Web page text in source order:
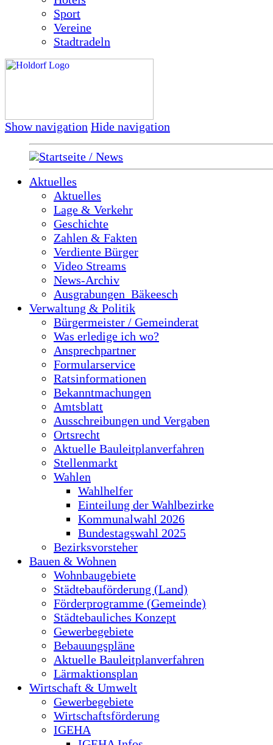
Sport
Vereine
Stadtradeln
Show navigation Hide navigation
Startseite / News
Aktuelles
Aktuelles
Lage & Verkehr
Geschichte
Zahlen & Fakten
Verdiente Bürger
Video Streams
News-Archiv
Ausgrabungen_Bäkeesch
Verwaltung & Politik
Bürgermeister / Gemeinderat
Was erledige ich wo?
Ansprechpartner
Formularservice
Ratsinformationen
Bekanntmachungen
Amtsblatt
Ausschreibungen und Vergaben
Ortsrecht
Aktuelle Bauleitplanverfahren
Stellenmarkt
Wahlen
Wahlhelfer
Einteilung der Wahlbezirke
Kommunalwahl 2026
Bundestagswahl 2025
Bezirksvorsteher
Bauen & Wohnen
Wohnbaugebiete
Städtebauförderung (Land)
Förderprogramme (Gemeinde)
Städtebauliches Konzept
Gewerbegebiete
Bebauungspläne
Aktuelle Bauleitplanverfahren
Lärmaktionsplan
Wirtschaft & Umwelt
Gewerbegebiete
Wirtschaftsförderung
IGEHA